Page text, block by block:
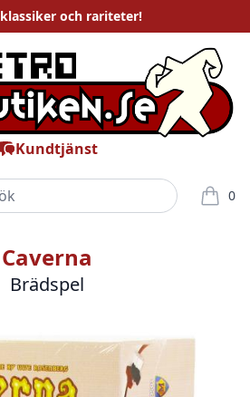
klassiker och rariteter!
Kundtjänst
0
varor i
Caverna
Brädspel